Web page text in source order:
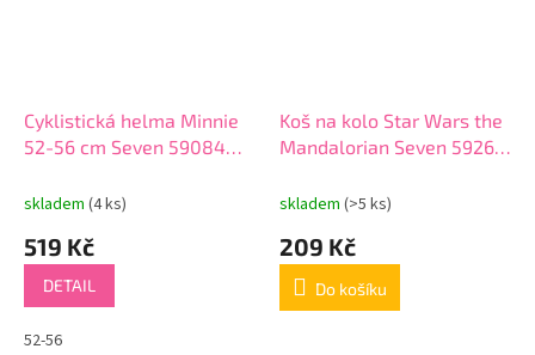
Cyklistická helma Minnie
52-56 cm Seven 59084
skladem (4 ks)
519 Kč
DETAIL
52-56
Koš na kolo Star Wars the
Mandalorian Seven 59266
skladem (>5 ks)
209 Kč
Do košíku